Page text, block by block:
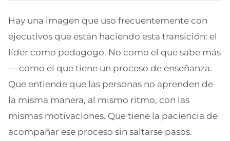
Hay una imagen que uso frecuentemente con
ejecutivos que están haciendo esta transición: el
líder como pedagogo. No como el que sabe más
— como el que tiene un proceso de enseñanza.
Que entiende que las personas no aprenden de
la misma manera, al mismo ritmo, con las
mismas motivaciones. Que tiene la paciencia de
acompañar ese proceso sin saltarse pasos.